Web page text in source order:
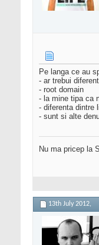
Pe langa ce au
- ar trebui
- root domain
- la mine tipa ca
- diferenta dintre
- sunt si alte
Nu ma pricep la
13th July 2012,